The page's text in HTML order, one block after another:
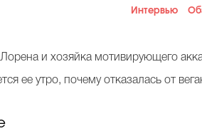
Интервью
и хозяйка мотивирующего
ее утро, почему отказалась от